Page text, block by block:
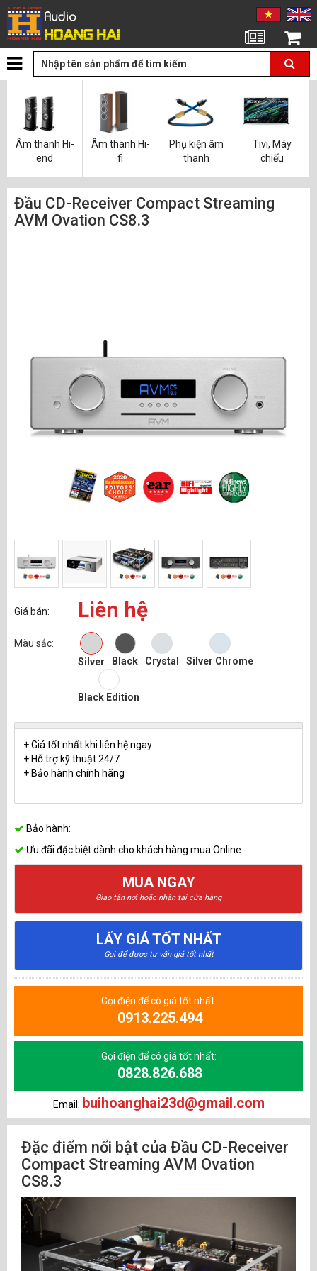
Giỏ hàng
Âm thanh Hi-
end
Âm thanh Hi-
fi
Phụ kiện âm
thanh
Tivi, Máy
chiếu
Đầu CD-Receiver Compact Streaming
AVM Ovation CS8.3
Giá bán: Liên hệ
Màu sắc:
Silver
Black Crystal Silver Chrome
Black Edition
+ Giá tốt nhất khi liên hệ ngay
+ Hỗ trợ kỹ thuật 24/7
+ Bảo hành chính hãng
Bảo hành:
Ưu đãi đặc biệt dành cho khách hàng mua Online
MUA NGAY
Giao tận nơi hoặc nhận tại cửa hàng
LẤY GIÁ TỐT NHẤT
Gọi để được tư vấn giá tốt nhất
Gọi điện để có giá tốt nhất:
0913.225.494
Gọi điện để có giá tốt nhất:
0828.826.688
Email: buihoanghai23d@gmail.com
Đặc điểm nổi bật của Đầu CD-Receiver
Compact Streaming AVM Ovation
CS8.3